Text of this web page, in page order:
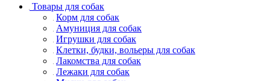
Товары для собак
Корм для собак
Амуниция для собак
Игрушки для собак
Клетки, будки, вольеры для собак
Лакомства для собак
Лежаки для собак